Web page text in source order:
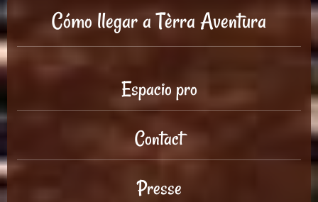
Cómo llegar a Tèrra Aventura
Espacio pro
Contact
Presse